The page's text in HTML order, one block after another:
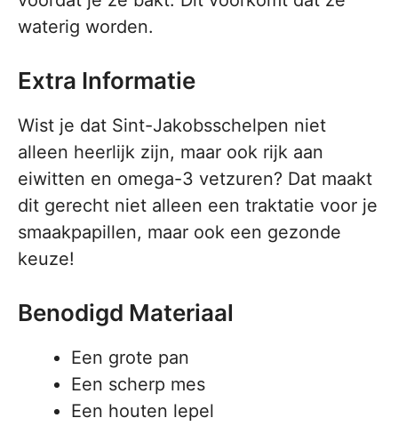
waterig worden.
Extra Informatie
Wist je dat Sint-Jakobsschelpen niet
alleen heerlijk zijn, maar ook rijk aan
eiwitten en omega-3 vetzuren? Dat maakt
dit gerecht niet alleen een traktatie voor je
smaakpapillen, maar ook een gezonde
keuze!
Benodigd Materiaal
Een grote pan
Een scherp mes
Een houten lepel